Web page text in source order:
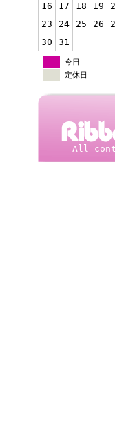
16
17 18 19
23
24 25 26
30
31
今日
定休日
All